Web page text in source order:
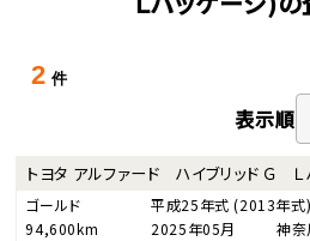
2 件
表示順
トヨタ アルファード ハイブリッド Ｇ Ｌ
ゴールド 平成25年式(2013年式)
94,600km
2025年05月 神